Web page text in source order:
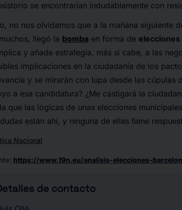
se encontrarían indudablemente con
no nos olvidamos que a la mañana siguiente
llegó la bomba en forma de
y añade estrategia, más si cabe, a las
implicaciones en la ciudadanía de los
y se mirarán con lupa desde las cúpulas
a esa candidatura? ¿Me castigará la
que las lógicas de unas elecciones
están ahí, y ninguna de ellas tiene
Nacional
: https://www.19n.eu/analisis-elecciones-
de contacto